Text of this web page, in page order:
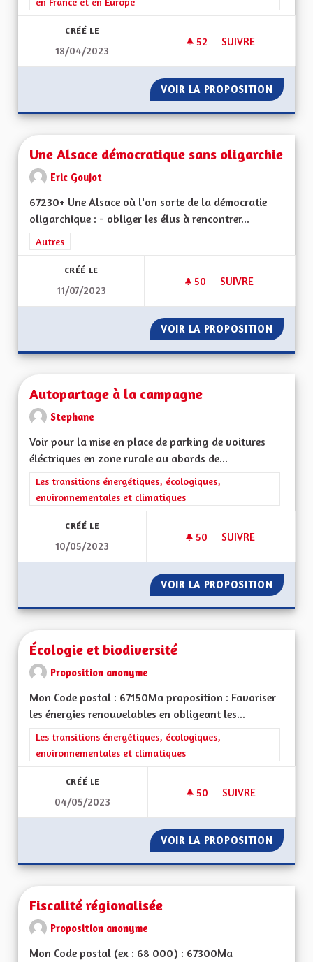
CRÉÉ LE
18/04/2023
52 52 ABONNÉS
SUIVRE
VOIR LA PROPOSITION
Une Alsace démocratique sans oligarchie
Eric Goujot
67230+ Une Alsace où l'on sorte de la démocratie
oligarchique : - obliger les élus à rencontrer...
Filtrer les résultats de la catégorie : Autres
Autres
CRÉÉ LE
11/07/2023
50 50 ABONNÉS
SUIVRE
VOIR LA PROPOSITION UNE
Autopartage à la campagne
Stephane
Voir pour la mise en place de parking de voitures
éléctriques en zone rurale au abords de...
Filtrer les résultats de la catégorie : Les transitions
Les transitions énergétiques, écologiques,
environnementales et climatiques
CRÉÉ LE
10/05/2023
50 50 ABONNÉS
SUIVRE
VOIR LA PROPOSITION
Écologie et biodiversité
Proposition anonyme
Mon Code postal : 67150Ma proposition : Favoriser
les énergies renouvelables en obligeant les...
Filtrer les résultats de la catégorie : Les transitions
Les transitions énergétiques, écologiques,
environnementales et climatiques
CRÉÉ LE
04/05/2023
50 50 ABONNÉS
SUIVRE
VOIR LA PROPOSITION
Fiscalité régionalisée
Proposition anonyme
Mon Code postal (ex : 68 000) : 67300Ma